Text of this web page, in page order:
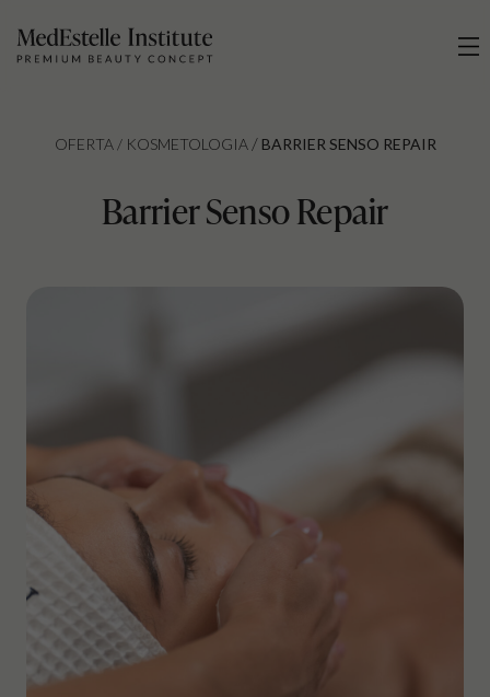
OFERTA / KOSMETOLOGIA/ BARRIER SENSO REPAIR
Barrier Senso Repair